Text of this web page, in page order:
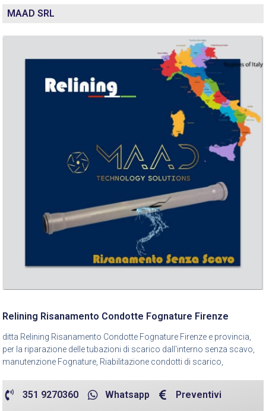
MAAD SRL
Relining Risanamento Condotte Fognature Firenze
ditta Relining Risanamento Condotte Fognature Firenze e provincia,
per la riparazione delle tubazioni di scarico dall'interno senza scavo,
manutenzione Fognature, Riabilitazione condotti di scarico,
351 9270360 Whatsapp Preventivi